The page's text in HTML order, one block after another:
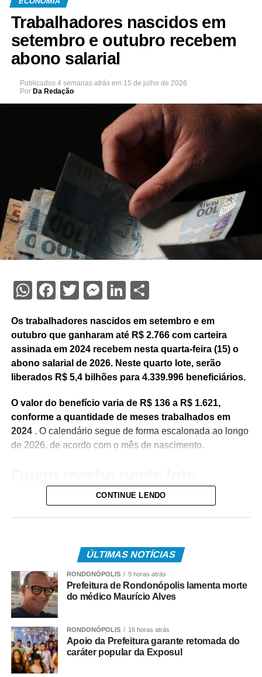
Trabalhadores nascidos em
setembro e outubro recebem
abono salarial
Publicados 4 semanas atrás em 15 de julho de 2026
Por Da Redação
WhatsApp
Facebook
Twitter
Messenger
LinkedIn
Share
Os trabalhadores nascidos em setembro e em
outubro que ganharam até R$ 2.766 com carteira
assinada em 2024 recebem nesta quarta-feira (15) o
abono salarial de 2026. Neste quarto lote, serão
liberados R$ 5,4 bilhões para 4.339.996 beneficiários.
O valor do benefício varia de R$ 136 a R$ 1.621,
conforme a quantidade de meses trabalhados em
2024. O calendário segue de forma escalonada ao longo
de 2026, de acordo com o mês de nascimento.
Do total de contemplados em maio:
pagamento feito pela Caixa Econômica Federal,
somando R$ 4,8 bilhões;
• 499.509 são servidores públicos, inscritos no Programa
de Formação do Patrimônio do Servidor Público (Pasep),
600 milhões.
Quem tem direito ao Abono
CONTINUE LENDO
ÚLTIMAS NOTÍCIAS
RONDONÓPOLIS 9 horas atrás
Prefeitura de Rondonópolis lamenta morte
do médico Maurício Alves
RONDONÓPOLIS 16 horas atrás
Apoio da Prefeitura garante retomada do
caráter popular da Exposul